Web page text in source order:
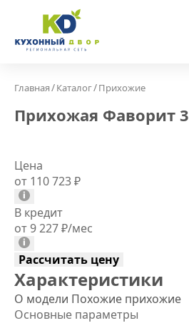
Главная/Каталог/Прихожие
Прихожая Фаворит 3
Цена
от 110 723₽
В кредит
от 9 227₽/мес
Рассчитать цену
Характеристики
О модели Похожие прихожие
Основные параметры